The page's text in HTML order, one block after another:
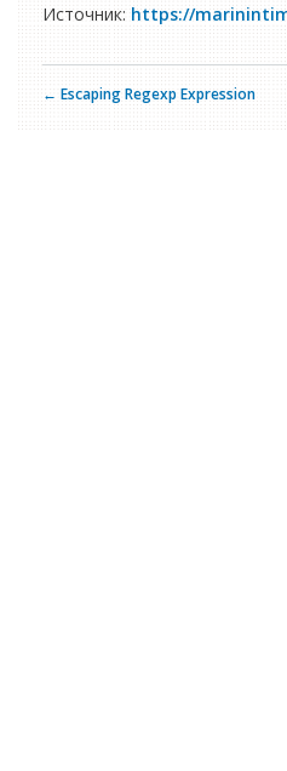
Источник:https://
← Escaping Regexp Expression